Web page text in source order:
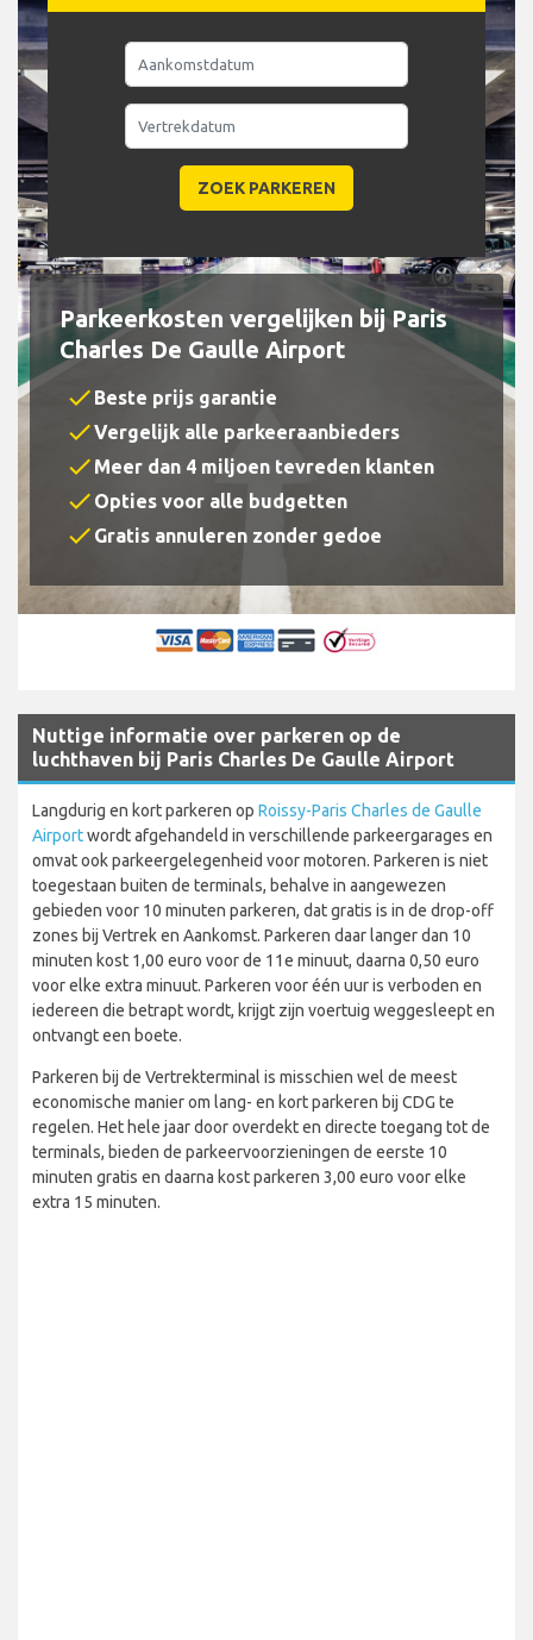
Parkeerkosten vergelijken bij Paris
Charles De Gaulle Airport
check Beste prijs garantie
checkVergelijk alle parkeeraanbieders
check Meer dan 4 miljoen tevreden klanten
check Opties voor alle budgetten
check Gratis annuleren zonder gedoe
Nuttige informatie over parkeren op de
luchthaven bij Paris Charles De Gaulle Airport
Langdurig en kort parkeren op Roissy-Paris Charles de Gaulle
Airportwordt afgehandeld in verschillende parkeergarages en
omvat ook parkeergelegenheid voor motoren. Parkeren is niet
toegestaan buiten de terminals, behalve in aangewezen
gebieden voor 10 minuten parkeren, dat gratis is in de drop-off
zones bij Vertrek en Aankomst. Parkeren daar langer dan 10
minuten kost 1,00 euro voor de 11e minuut, daarna 0,50 euro
voor elke extra minuut. Parkeren voor één uur is verboden en
iedereen die betrapt wordt, krijgt zijn voertuig weggesleept en
ontvangt een boete.
Parkeren bij de Vertrekterminal is misschien wel de meest
economische manier om lang- en kort parkeren bij CDG te
regelen. Het hele jaar door overdekt en directe toegang tot de
terminals, bieden de parkeervoorzieningen de eerste 10
minuten gratis en daarna kost parkeren 3,00 euro voor elke
extra 15 minuten.